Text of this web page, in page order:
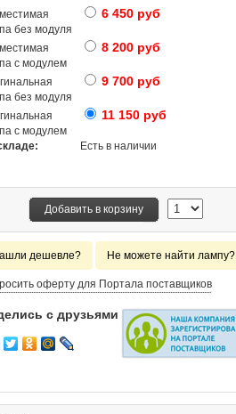
без модуля
6 450 руб
с модулем
8 200 руб
без модуля
9 700 руб
с модулем
11 150 руб
Есть в наличии
Добавить в корзину
дешевле? Не можете найти лампу?
оферту для Портала поставщиков
с друзьями